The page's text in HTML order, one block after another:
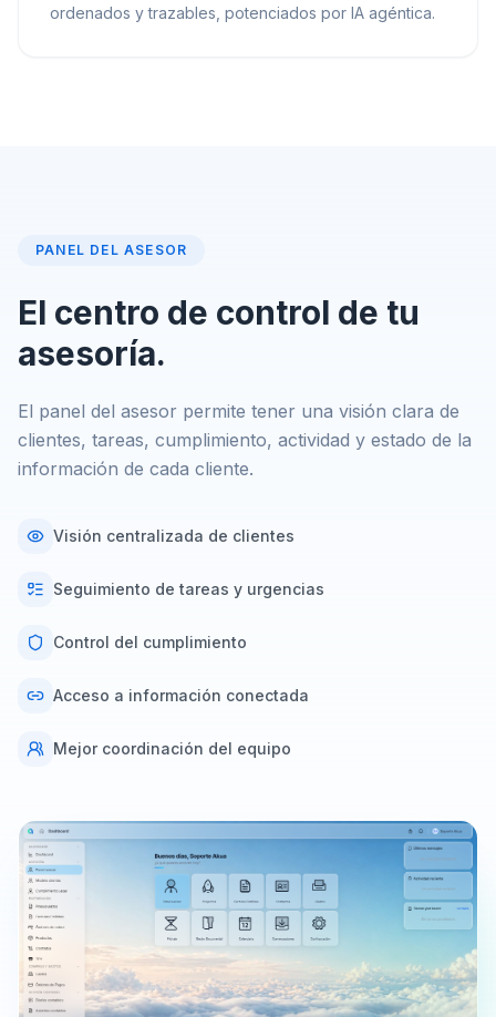
ordenados y trazables, potenciados por IA agéntica.
PANEL DEL ASESOR
El centro de control de tu
asesoría.
El panel del asesor permite tener una visión clara de
clientes, tareas, cumplimiento, actividad y estado de la
información de cada cliente.
Visión centralizada de clientes
Seguimiento de tareas y urgencias
Control del cumplimiento
Acceso a información conectada
Mejor coordinación del equipo